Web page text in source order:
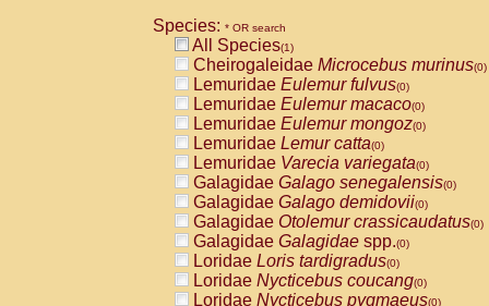
Species: * OR search
All Species(1)
Cheirogaleidae Microcebus murinus(0)
Lemuridae Eulemur fulvus(0)
Lemuridae Eulemur macaco(0)
Lemuridae Eulemur mongoz(0)
Lemuridae Lemur catta(0)
Lemuridae Varecia variegata(0)
Galagidae Galago senegalensis(0)
Galagidae Galago demidovii(0)
Galagidae Otolemur crassicaudatus(0)
Galagidae Galagidae spp.(0)
Loridae Loris tardigradus(0)
Loridae Nycticebus coucang(0)
Loridae Nycticebus pygmaeus(0)